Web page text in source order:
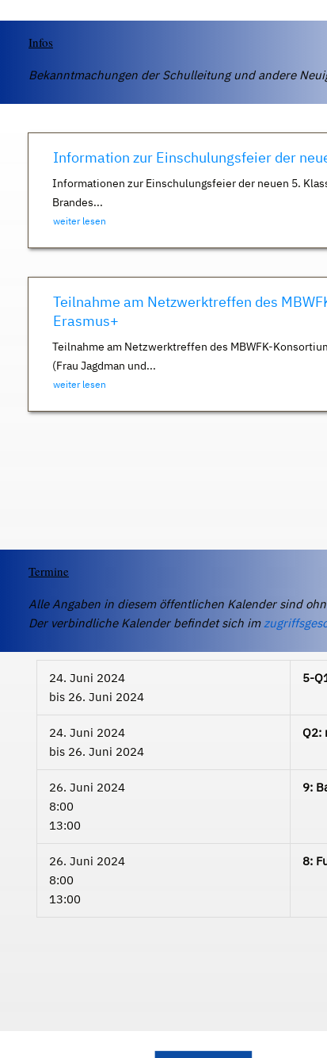
Infos
Bekanntmachungen der Schulleitung und andere
Information zur Einschulungsfeier der
Informationen zur Einschulungsfeier der neuen 5.
Brandes...
weiter lesen
Teilnahme am Netzwerktreffen des
Erasmus+
Teilnahme am Netzwerktreffen des MBWFK-
(Frau Jagdman und...
weiter lesen
Termine
Alle Angaben in diesem öffentlichen Kalender sind
Der verbindliche Kalender befindet sich im
24. Juni 2024
bis 26. Juni 2024
5-
24. Juni 2024
bis 26. Juni 2024
Q2:
26. Juni 2024
8:00
13:00
9:
26. Juni 2024
8:00
13:00
8: